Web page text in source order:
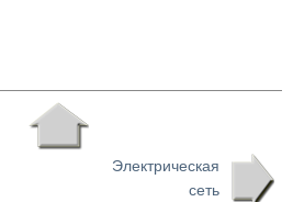
Электрическая
сеть